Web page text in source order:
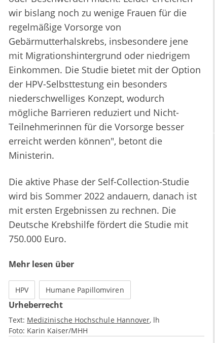
wir bislang noch zu wenige Frauen für die
regelmäßige Vorsorge von
Gebärmutterhalskrebs, insbesondere jene
mit Migrationshintergrund oder niedrigem
Einkommen. Die Studie bietet mit der Option
der HPV-Selbsttestung ein besonders
niederschwelliges Konzept, wodurch
mögliche Barrieren reduziert und Nicht-
Teilnehmerinnen für die Vorsorge besser
erreicht werden können", betont die
Ministerin.
Die aktive Phase der Self-Collection-Studie
wird bis Sommer 2022 andauern, danach ist
mit ersten Ergebnissen zu rechnen. Die
Deutsche Krebshilfe fördert die Studie mit
750.000 Euro.
Mehr lesen über
HPV Humane Papillomviren
Urheberrecht
Text: Medizinische Hochschule Hannover lh
Foto: Karin Kaiser/MHH